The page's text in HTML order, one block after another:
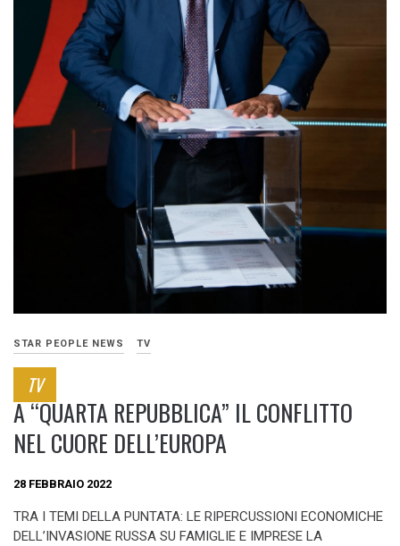
STAR PEOPLE NEWS TV
TV
A “QUARTA REPUBBLICA” IL CONFLITTO
NEL CUORE DELL’EUROPA
28 FEBBRAIO 2022
TRA I TEMI DELLA PUNTATA: LE RIPERCUSSIONI ECONOMICHE
DELL’INVASIONE RUSSA SU FAMIGLIE E IMPRESE LA